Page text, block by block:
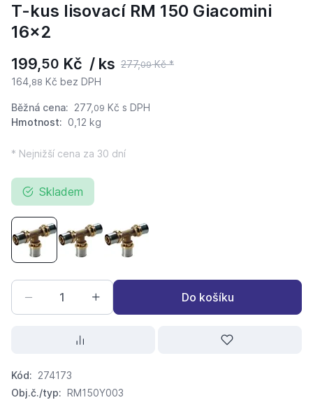
T-kus lisovací RM 150 Giacomini
16x2
199,50 Kč / ks 277,09Kč *
164, 88 Kč bez DPH
Běžná cena: 277, 09 Kč s DPH
Hmotnost: 0,12 kg
* Nejnižší cena za 30 dní
Skladem
T-kus lisovací RM 150 Giacomini 16x2
T-kus lisovací RM 150 Giacomini 20x2
T-kus lisovací RM 150 Giacomini 26x3
Do košíku
Kód: 274173
Obj.č./typ: RM150Y003